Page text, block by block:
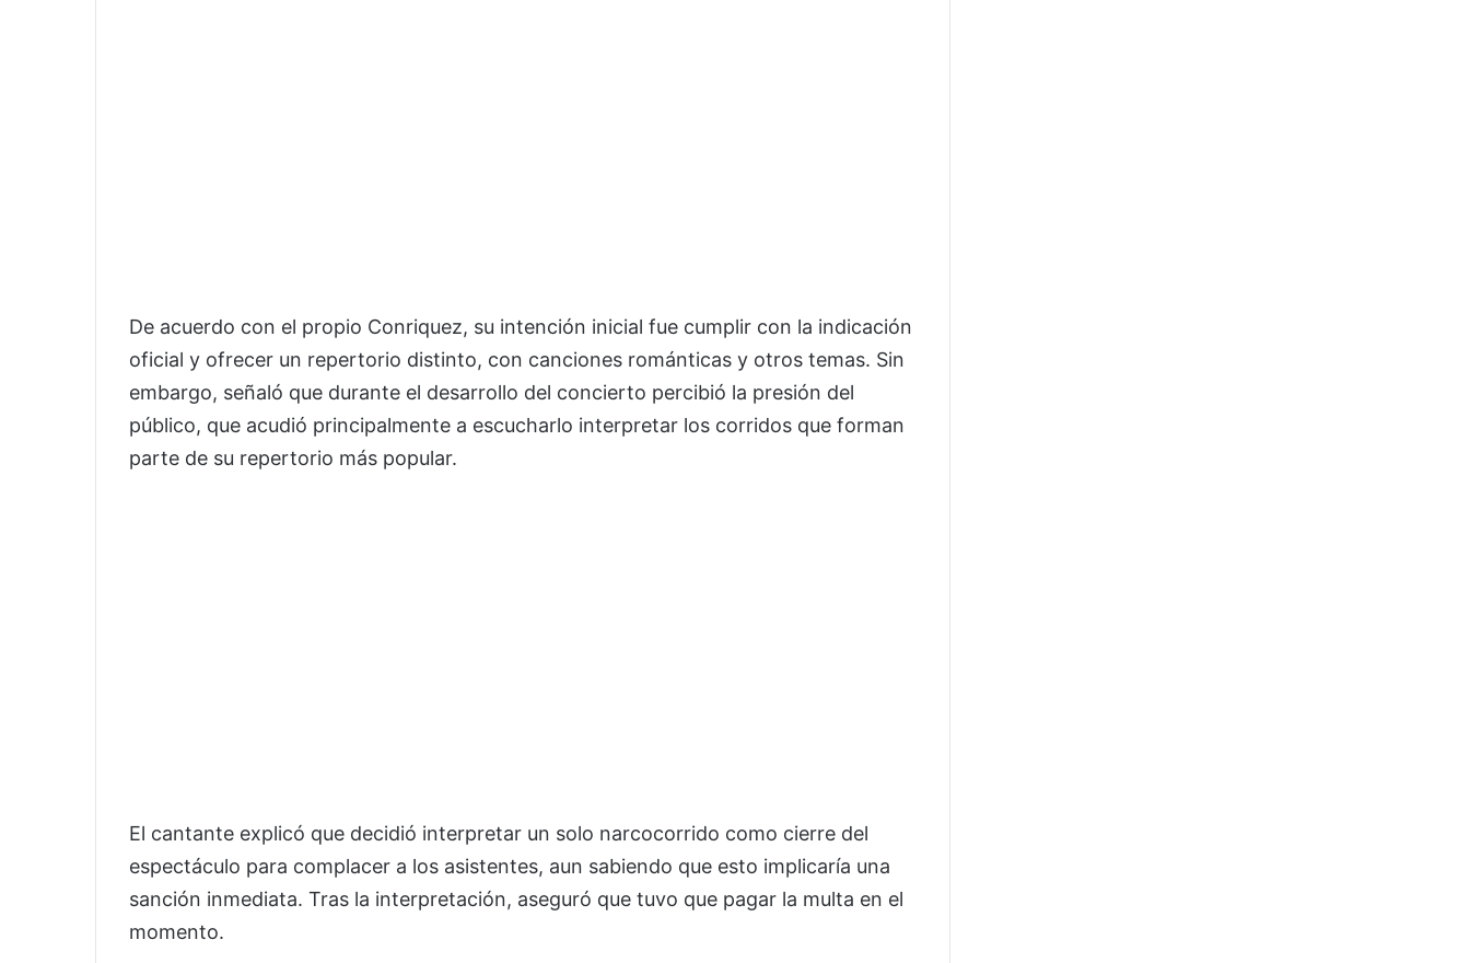
De acuerdo con el propio Conriquez, su intención inicial fue cumplir con la indicación
oficial y ofrecer un repertorio distinto, con canciones románticas y otros temas. Sin
embargo, señaló que durante el desarrollo del concierto percibió la presión del
público, que acudió principalmente a escucharlo interpretar los corridos que forman
parte de su repertorio más popular.
El cantante explicó que decidió interpretar un solo narcocorrido como cierre del
espectáculo para complacer a los asistentes, aun sabiendo que esto implicaría una
sanción inmediata. Tras la interpretación, aseguró que tuvo que pagar la multa en el
momento.